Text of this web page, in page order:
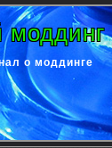
о моддинге